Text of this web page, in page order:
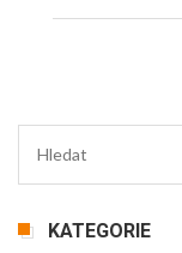
KATEGORIE